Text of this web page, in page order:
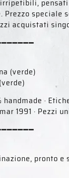
speciale
acquistati
(verde)
handmade ·
1991 · Pezzi
pronto e